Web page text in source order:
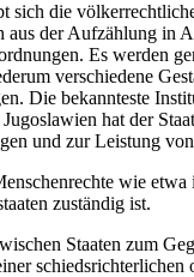
die
der Aufzählung
Es werden
verschiedene
Die bekannteste
hat der
und zur Leistung
wie
zuständig ist.
Staaten zum